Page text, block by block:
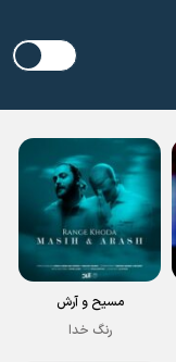
مسیح و آرش
رنگ خدا